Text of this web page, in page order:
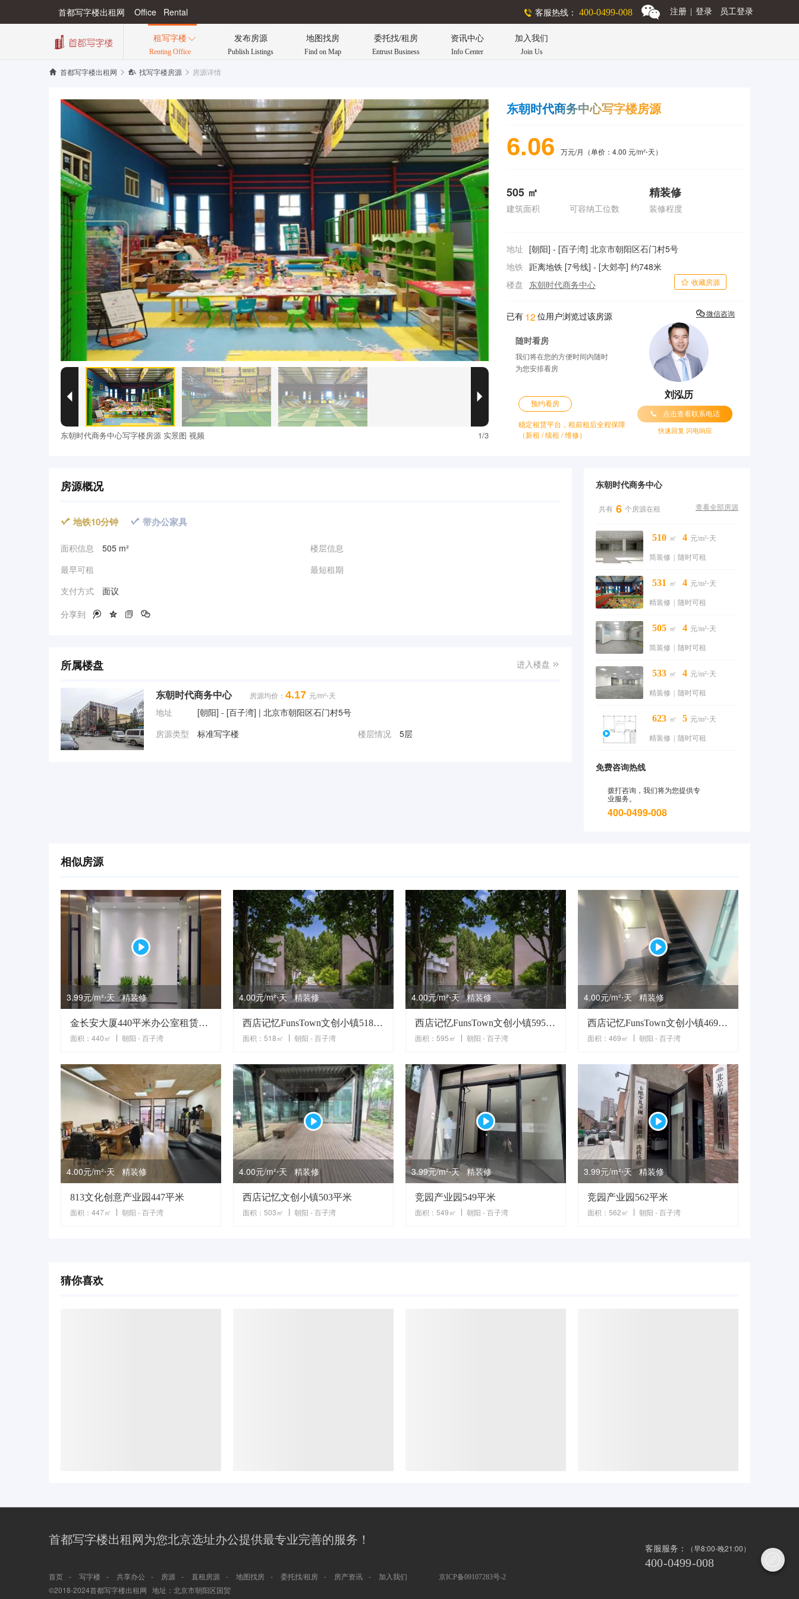
首都写字楼出租网 Office Rental 客服热线： 400-0499-008 注册 登录 员工登录
租写字楼
Renting Office
 发布房源
Publish Listings
地图找房
Find on Map
委托找/租房
Entrust Business
资讯中心
Info Center
加入我们
Join Us
 首都写字楼出租网   找写字楼房源  房源详情
 
东朝时代商务中心写字楼房源 实景图 视频 1/3
东朝时代商务中心写字楼房源
6.06 万元/月（单价：4.00 元/m²⋅天）
505 ㎡
建筑面积 可容纳工位数
精装修
装修程度
地址 [朝阳] - [百子湾] 北京市朝阳区石门村5号
地铁 距离地铁 [7号线] - [大郊亭] 约748米
楼盘
东朝时代商务中心  收藏房源
已有 12位用户浏览过该房源
随时看房
我们将在您的方便时间内随时
为您安排看房
预约看房
稳定租赁平台，租前租后全程保障
（新租 / 续租 / 维修）
刘泓历
 点击查看联系电话
微信咨询
快速回复 闪电响应
房源概况
 地铁10分钟  带办公家具
面积信息 505 m²
楼层信息
最早可租
最短租期
支付方式
面议
分享到
   
所属楼盘 进入楼盘 
东朝时代商务中心 房源均价： 4.17 元/m²⋅天
地址
[朝阳] - [百子湾] | 北京市朝阳区石门村5号
房源类型
标准写字楼 楼层情况 5层
东朝时代商务中心
共有 6 个房源在租 查看全部房源
510 ㎡ 4 元/m²⋅天
简装修 随时可租
531 ㎡ 4 元/m²⋅天
精装修 随时可租
505 ㎡ 4 元/m²⋅天
简装修 随时可租
533 ㎡ 4 元/m²⋅天
精装修 随时可租
623 ㎡ 5 元/m²⋅天
精装修 随时可租
免费咨询热线
拨打咨询，我们将为您提供专
业服务。
400-0499-008
相似房源
3.99元/m²⋅天 精装修
金长安大厦440平米办公室租赁租金价便宜精装带办公家具
面积：440㎡
朝阳 - 百子湾
4.00元/m²⋅天 精装修
西店记忆FunsTown文创小镇518平米独栋租赁
面积：518㎡
朝阳 - 百子湾
4.00元/m²⋅天 精装修
西店记忆FunsTown文创小镇595平米独栋
面积：595㎡
朝阳 - 百子湾
4.00元/m²⋅天 精装修
西店记忆FunsTown文创小镇469平米办公室租赁
面积：469㎡
朝阳 - 百子湾
4.00元/m²⋅天 精装修
813文化创意产业园447平米
面积：447㎡
朝阳 - 百子湾
4.00元/m²⋅天 精装修
西店记忆文创小镇503平米
面积：503㎡
朝阳 - 百子湾
3.99元/m²⋅天 精装修
竞园产业园549平米
面积：549㎡
朝阳 - 百子湾
3.99元/m²⋅天 精装修
竞园产业园562平米
面积：562㎡
朝阳 - 百子湾
猜你喜欢
首都写字楼出租网为您北京选址办公提供最专业完善的服务！
首页 - 写字楼 - 共享办公 - 房源 - 直租房源 - 地图找房 - 委托找/租房 - 房产资讯 - 加入我们 京ICP备09107283号-2
©2018-2024首都写字楼出租网 地址：北京市朝阳区国贸
客服服务： （早8:00-晚21:00）
400-0499-008